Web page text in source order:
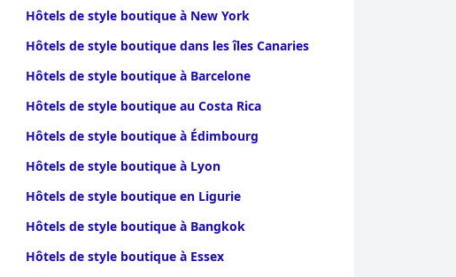
Hôtels de style boutique à New York
Hôtels de style boutique dans les îles Canaries
Hôtels de style boutique à Barcelone
Hôtels de style boutique au Costa Rica
Hôtels de style boutique à Édimbourg
Hôtels de style boutique à Lyon
Hôtels de style boutique en Ligurie
Hôtels de style boutique à Bangkok
Hôtels de style boutique à Essex